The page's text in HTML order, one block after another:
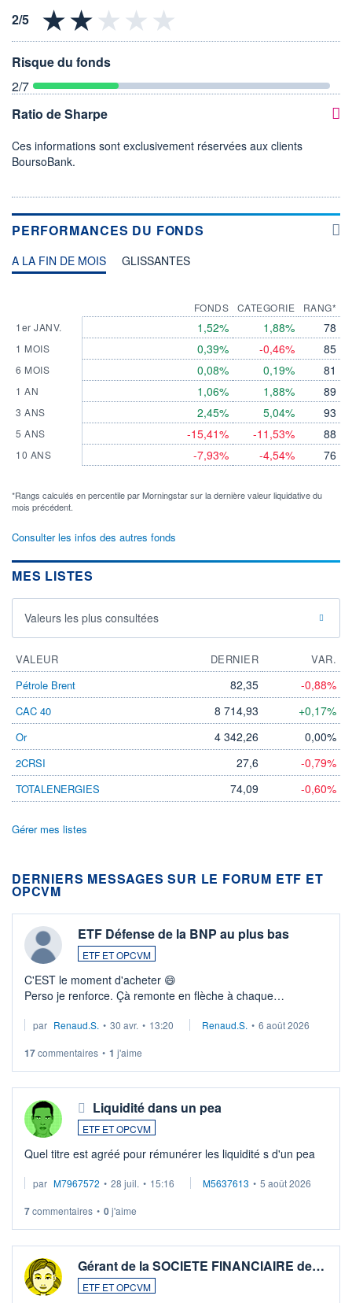
Risque du fonds
2/7
Ratio de Sharpe
Ces informations sont exclusivement réservées aux clients
BoursoBank.
PERFORMANCES DU FONDS
A LA FIN DE MOIS GLISSANTES
1er JANV.
1 MOIS
6 MOIS
1 AN
3 ANS
5 ANS
10 ANS
FONDS
1,52%
0,39%
0,08%
1,06%
2,45%
-15,41%
-7,93%
CATEGORIE
1,88%
-0,46%
0,19%
1,88%
5,04%
-11,53%
-4,54%
RANG*
78
85
81
89
93
88
76
*Rangs calculés en percentile par Morningstar sur la dernière valeur liquidative du
mois précédent.
Consulter les infos des autres fonds
MES LISTES
Valeurs les plus consultées
VALEUR DERNIER
VAR.
Pétrole Brent
82,35 -0,88%
CAC 40 8 714,93 +0,17%
Or 4 342,26 0,00%
2CRSI 27,6 -0,79%
TOTALENERGIES 74,09 -0,60%
Gérer mes listes
DERNIERS MESSAGES SUR LE FORUM ETF ET
OPCVM
ETF Défense de la BNP au plus bas
ETF ET OPCVM
C'EST le moment d'acheter 😄​
Perso je renforce. Çà remonte en flèche à chaque
Investissement long terme tip top pour sa retraite.
par Renaud.S. • 30 avr. • 13:20 Renaud.S. • 6 août 2026
17commentaires • 1 j'aime
Liquidité dans un pea
ETF ET OPCVM
Quel titre est agréé pour rémunérer les liquidité s d'un pea
par M7967572 • 28 juil. • 15:16 M5637613 • 5 août 2026
7commentaires • 0j'aime
Gérant de la SOCIETE FINANCIAIRE de…
ETF ET OPCVM